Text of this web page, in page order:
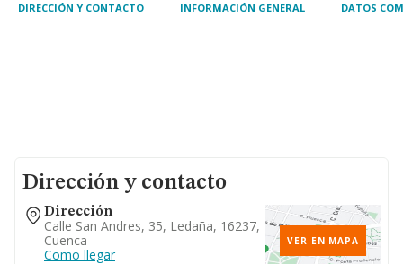
DIRECCIÓN Y CONTACTO INFORMACIÓN GENERAL DATOS
Dirección y contacto
Dirección
Calle San Andres, 35, Ledaña, 16237,
Cuenca
Como llegar
VER EN MAPA